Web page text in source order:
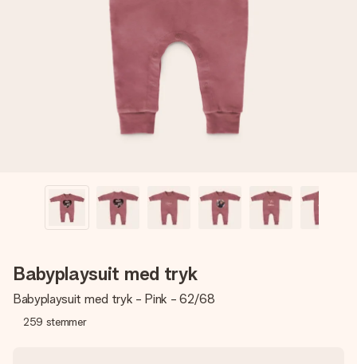
Gratis kort med hilsen
Lav noget særligt i blot få trin – med hendes navn, et
billede af dig eller en besked, der går lige i hendes hjerte.
Intet besvær men udelukkende en masse kærlighed i
Babyplaysuit med tryk
Babyplaysuit med tryk - Pink - 62/68
259 stemmer